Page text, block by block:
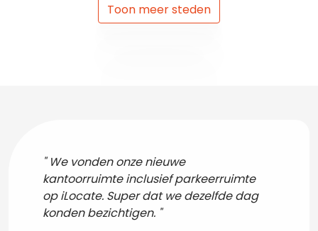
Toon meer steden
We vonden onze nieuwe
kantoorruimte inclusief parkeerruimte
op iLocate. Super dat we dezelfde dag
konden bezichtigen.